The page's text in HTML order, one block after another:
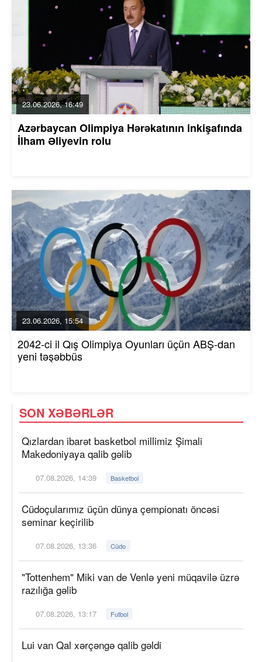
23.06.2026, 16:49
Azərbaycan Olimpiya Hərəkatının inkişafında
İlham Əliyevin rolu
23.06.2026, 15:54
2042-ci il Qış Olimpiya Oyunları üçün ABŞ-dan
yeni təşəbbüs
SON XƏBƏRLƏR
Qızlardan ibarət basketbol millimiz Şimali
Makedoniyaya qalib gəlib
07.08.2026, 14:39 Basketbol
Cüdoçularımız üçün dünya çempionatı öncəsi
seminar keçirilib
07.08.2026, 13:36 Cüdo
"Tottenhem" Miki van de Venlə yeni müqavilə üzrə
razılığa gəlib
07.08.2026, 13:17 Futbol
Lui van Qal xərçəngə qalib gəldi